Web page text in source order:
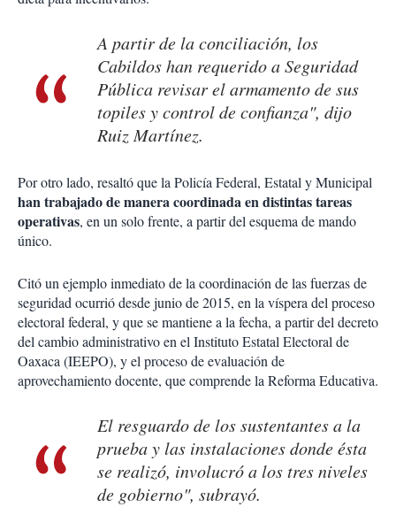
A partir de la conciliación, los
Cabildos han requerido a Seguridad
Pública revisar el armamento de sus
topiles y control de confianza", dijo
Ruiz Martínez.
Por otro lado, resaltó que la Policía Federal, Estatal y Municipal
han trabajado de manera coordinada en distintas tareas
operativas, en un solo frente, a partir del esquema de mando
único.
Citó un ejemplo inmediato de la coordinación de las fuerzas de
seguridad ocurrió desde junio de 2015, en la víspera del proceso
electoral federal, y que se mantiene a la fecha, a partir del decreto
del cambio administrativo en el Instituto Estatal Electoral de
Oaxaca (IEEPO), y el proceso de evaluación de
aprovechamiento docente, que comprende la Reforma Educativa.
El resguardo de los sustentantes a la
prueba y las instalaciones donde ésta
se realizó, involucró a los tres niveles
de gobierno", subrayó.